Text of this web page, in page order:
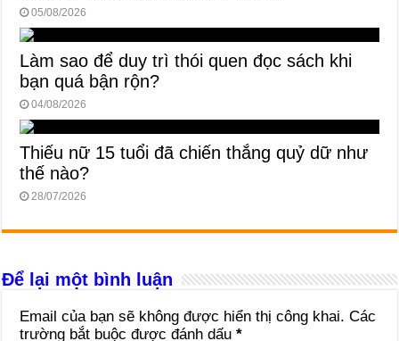
05/08/2026
Làm sao để duy trì thói quen đọc sách khi
bạn quá bận rộn?
04/08/2026
Thiếu nữ 15 tuổi đã chiến thắng quỷ dữ như
thế nào?
28/07/2026
Để lại một bình luận
Email của bạn sẽ không được hiển thị công khai. Các
trường bắt buộc được đánh dấu*